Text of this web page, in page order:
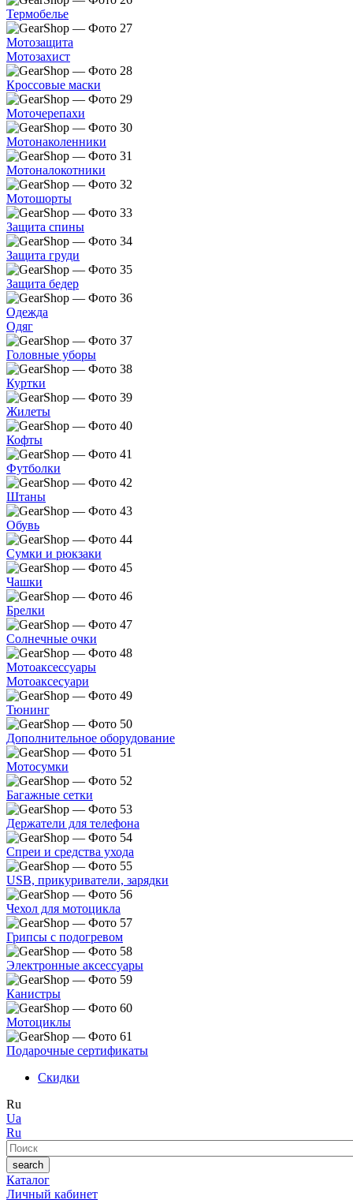
Термобелье
Мотозащита
Мотозахист
Кроссовые маски
Моточерепахи
Мотонаколенники
Мотоналокотники
Мотошорты
Защита спины
Защита груди
Защита бедер
Одежда
Одяг
Головные уборы
Куртки
Жилеты
Кофты
Футболки
Штаны
Обувь
Сумки и рюкзаки
Чашки
Брелки
Солнечные очки
Мотоаксессуары
Мотоаксесуари
Тюнинг
Дополнительное оборудование
Мотосумки
Багажные сетки
Держатели для телефона
Спреи и средства ухода
USB, прикуриватели, зарядки
Чехол для мотоцикла
Грипсы с подогревом
Электронные аксессуары
Канистры
Мотоциклы
Подарочные сертификаты
Скидки
Ru
Ua
Ru
Поиск
search
Каталог
Личный кабинет